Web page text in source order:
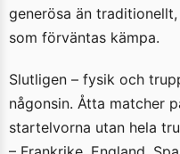
generösa än
som förväntas kämpa.
Slutligen – fysik och
någonsin. Åtta matcher
startelvorna utan hela